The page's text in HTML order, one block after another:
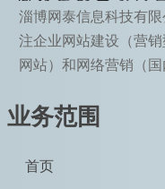
淄博网泰信息科技有
注企业网站建设（营
网站）和网络营销（国
业务范围
首页